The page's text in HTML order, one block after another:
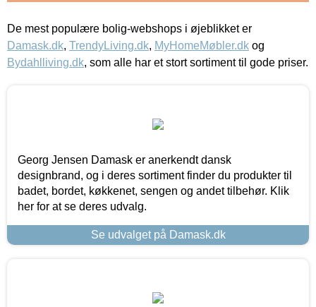
De mest populære bolig-webshops i øjeblikket er
Damask.dk, TrendyLiving.dk, MyHomeMøbler.dk og
Bydahlliving.dk, som alle har et stort sortiment til gode priser.
Georg Jensen Damask er anerkendt dansk
designbrand, og i deres sortiment finder du produkter til
badet, bordet, køkkenet, sengen og andet tilbehør. Klik
her for at se deres udvalg.
Se udvalget på Damask.dk